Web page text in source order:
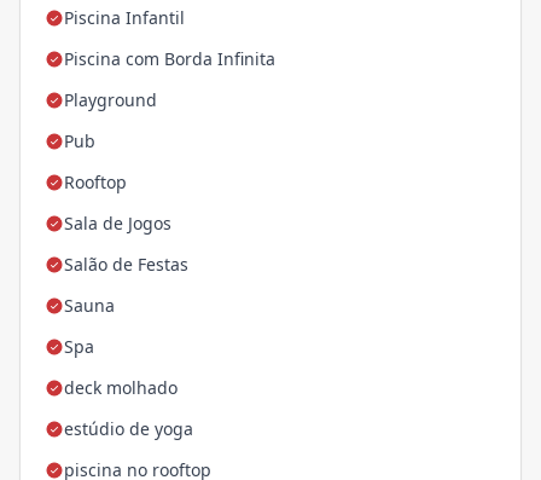
Piscina Infantil
Piscina com Borda Infinita
Playground
Pub
Rooftop
Sala de Jogos
Salão de Festas
Sauna
Spa
deck molhado
estúdio de yoga
piscina no rooftop